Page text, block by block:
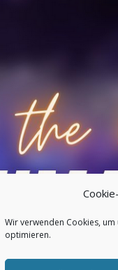
Wir verwenden Cookies,
optimieren.